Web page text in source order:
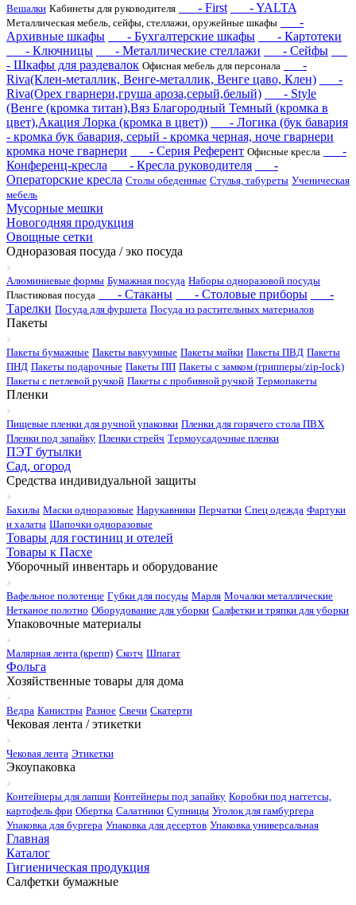
Вешалки Кабинеты для руководителя - First - YALTA
Металлическая мебель, сейфы, стеллажи, оружейные шкафы
-
Архивные шкафы
- Бухгалтерские шкафы
- Картотеки
- Ключницы
- Металлические стеллажи
- Сейфы
- Шкафы для раздевалок Офисная мебель для персонала
-
Riva(Клен-металлик, Венге-металлик, Венге цаво, Клен)
-
Riva(Орех гварнери,груша ароза,серый,белый)
- Style
(Венге (кромка титан),Вяз Благородный Темный (кромка в
цвет),Акация Лорка (кромка в цвет))
- Логика (бук бавария
- кромка бук бавария, серый - кромка черная, ноче гварнери
кромка ноче гварнери
- Серия Референт Офисные кресла
-
Конференц-кресла
- Кресла руководителя
-
Операторские кресла Столы обеденные Стулья, табуреты Ученическая
мебель
Мусорные мешки
Новогодняя продукция
Овощные сетки
Одноразовая посуда / эко посуда
Алюминиевые формы Бумажная посуда Наборы одноразовой посуды
Пластиковая посуда
- Стаканы - Столовые приборы
-
Тарелки Посуда для фуршета Посуда из растительных материалов
Пакеты
Пакеты бумажные Пакеты вакуумные Пакеты майки Пакеты ПВД Пакеты
ПНД Пакеты подарочные Пакеты ПП Пакеты с замком (грипперы/zip-lock)
Пакеты с петлевой ручкой Пакеты с пробивной ручкой Термопакеты
Пленки
Пищевые пленки для ручной упаковки Пленки для горячего стола ПВХ
Пленки под запайку Пленки стрейч Термоусадочные пленки
ПЭТ бутылки
Сад, огород
Средства индивидуальной защиты
Бахилы Маски одноразовые Нарукавники Перчатки Спец одежда Фартуки
и халаты Шапочки одноразовые
Товары для гостиниц и отелей
Товары к Пасхе
Уборочный инвентарь и оборудование
Вафельное полотенце Губки для посуды Марля Мочалки металлические
Нетканое полотно Оборудование для уборки Салфетки и тряпки для уборки
Упаковочные материалы
Малярная лента (крепп) Скотч Шпагат
Фольга
Хозяйственные товары для дома
Ведра Канистры Разное Свечи Скатерти
Чековая лента / этикетки
Чековая лента Этикетки
Экоупаковка
Контейнеры для лапши Контейнеры под запайку Коробки под наггетсы,
картофель фри Обертка Салатники Супницы Уголок для гамбургера
Упаковка для бургера Упаковка для десертов Упаковка универсальная
Главная
Каталог
Гигиеническая продукция
Салфетки бумажные